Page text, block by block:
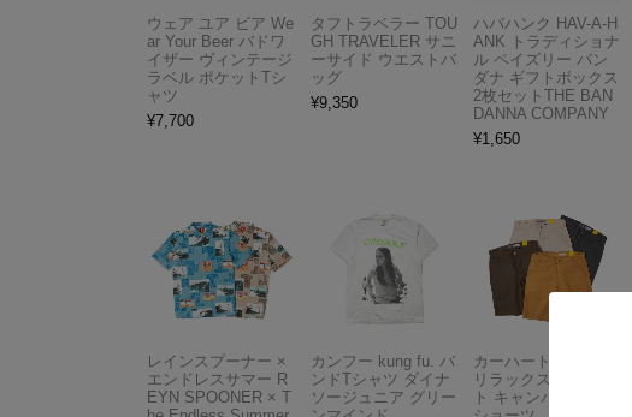
ウェア ユア ビア We
ar Your Beer バドワ
イザー ヴィンテージ
ラベル ポケットTシ
ャツ
¥7,700
タフトラベラー TOU
GH TRAVELER サニ
ーサイド ウエストバ
ッグ
¥9,350
ハバハンク HAV-A-H
ANK トラディショナ
ル ペイズリー バン
ダナ ギフトボックス
2枚セットTHE BAN
DANNA COMPANY
¥1,650
レインスプーナー ×
エンドレスサマー R
EYN SPOONER × T
カンフー kung fu. バ
ンドTシャツ ダイナ
ソージュニア グリー
カーハート Carhartt
リラックスドフィッ
ト キャンバスワーク